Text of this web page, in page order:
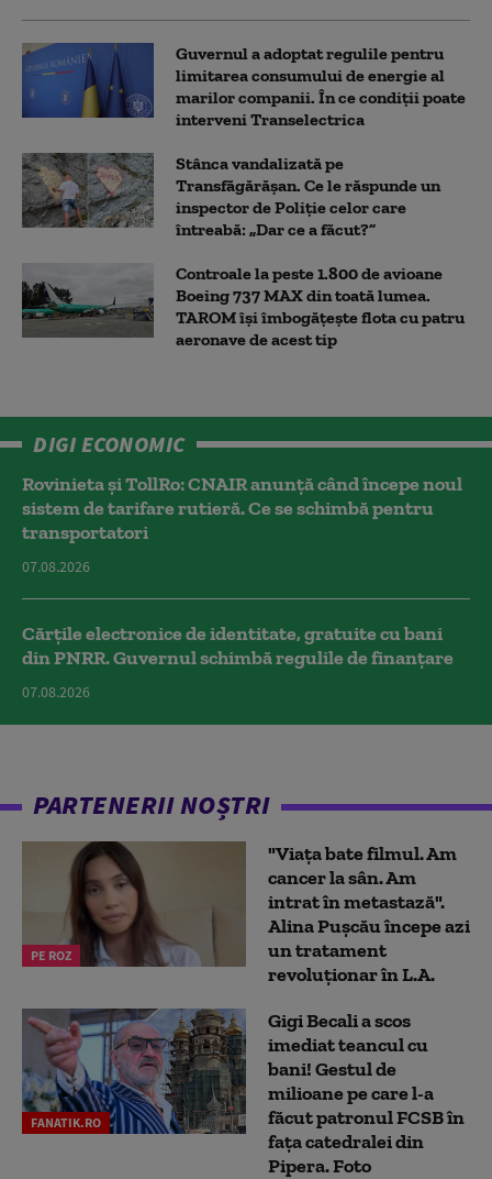
Guvernul a adoptat regulile pentru
limitarea consumului de energie al
marilor companii. În ce condiții poate
interveni Transelectrica
Stânca vandalizată pe
Transfăgărășan. Ce le răspunde un
inspector de Poliție celor care
întreabă: „Dar ce a făcut?”
Controale la peste 1.800 de avioane
Boeing 737 MAX din toată lumea.
TAROM își îmbogățește flota cu patru
aeronave de acest tip
DIGI ECONOMIC
Rovinieta și TollRo: CNAIR anunță când începe noul
sistem de tarifare rutieră. Ce se schimbă pentru
transportatori
07.08.2026
Cărțile electronice de identitate, gratuite cu bani
din PNRR. Guvernul schimbă regulile de finanțare
07.08.2026
PARTENERII NOȘTRI
PE ROZ
"Viața bate filmul. Am
cancer la sân. Am
intrat în metastază".
Alina Pușcău începe azi
un tratament
revoluționar în L.A.
FANATIK.RO
Gigi Becali a scos
imediat teancul cu
bani! Gestul de
milioane pe care l-a
făcut patronul FCSB în
fața catedralei din
Pipera. Foto